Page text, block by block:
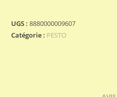
OLIVES
UGS :8880000009607
Catégorie : PESTO